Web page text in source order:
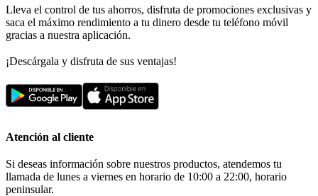
Lleva el control de tus ahorros, disfruta de promociones exclusivas y
saca el máximo rendimiento a tu dinero desde tu teléfono móvil
gracias a nuestra aplicación.
¡Descárgala y disfruta de sus ventajas!
Atención al cliente
Si deseas información sobre nuestros productos, atendemos tu
llamada de lunes a viernes en horario de 10:00 a 22:00, horario
peninsular.